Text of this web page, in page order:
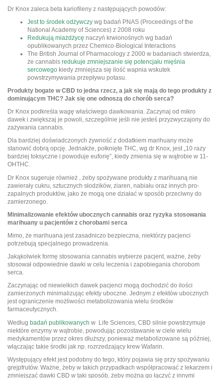
Dr Knox zaleca beta kariofileny z następujących powodów:
Jest to środek odżywczy wg badań PNAS (Proceedings of the
National Academy of Sciences) z 2008 roku
Redukują miażdżycę naczyń krwionośnych wg badań
opublikowanych przez Chemico-Biological Interactions
The British Journal of Pharmacology z 2000 w badaniach stwierdza,
że cannabis redukuje zmniejszanie się potencjału mięśnia
sercowego kiedy zmniejsza się ilość wapnia wskutek
powstrzymywania przepływu potasu.
Produkty bogate w CBD to jedna rzecz, a jak się mają do tego produkty z
dominującym THC? Jak się one odnoszą do chorób serca?
Dr Knox podkreśla wagę właściwego dawkowania. Zaczynaj od mikro
dawek i zwiększaj je powoli, szczególnie jeśli nie jesteś przyzwyczajony do
zażywania cannabis.
Dla bardziej doświadczonych żywność z dodatkiem marihuany może
stanowić dobrą opcję. Jednakże, połknięte THC, wg dr Knox, jest „10 razy
bardziej toksyczne i powoduje euforię”, kiedy zmienia się w wątrobie w 11-
OHTHC.
Dr Knox sugeruje również , żeby spożywane produkty z marihuaną nie
zawierały cukru, sztucznych słodzików, ziaren, nabiału oraz innych pro-
zapalnych produktów, jako że mogą one działać w sposób przeciwny do
zamierzonego.
Minimalizowanie efektów ubocznych cannabis oraz ryzyka stosowania
marihuany u pacjentów z chorobami serca
Mimo, że marihuana jest zasadniczo bezpieczna, niektórzy pacjenci
potrzebują specjalnego prowadzenia.
Jakąkolwiek formę stosowania cannabis wybierze pacjent, ważne, żeby
stosował odpowiednie dawki w celu leczenia i zapobiegania chorobom
serca.
Zaczynając od niewielkich dawek pacjenci mogą dochodzić do ilości
zamierzonych minimalizując efekty uboczne. Jednym z efektów ubocznych
jest ograniczenie możliwości metabolizowania wielu środków
farmaceutycznych.
Według badań publikowanych w Life Sciences, CBD silnie powstrzymuje
niektóre enzymy w wątrobie, powodując pozostawanie w ciele wielu
medykamentów przez okres dłuższy, ponieważ metabolizowane są później,
włączając takie środki jak np. rozrzedzający krew Wafarin.
Występujący efekt jest podobny do tego, który pojawia się przy spożywaniu
grejpfrutów. Ważne, żeby w takich przypadkach współpracować z lekarzem i
zmniejszać dawki CBD w taki sposób, żeby można go łączyć z innymi